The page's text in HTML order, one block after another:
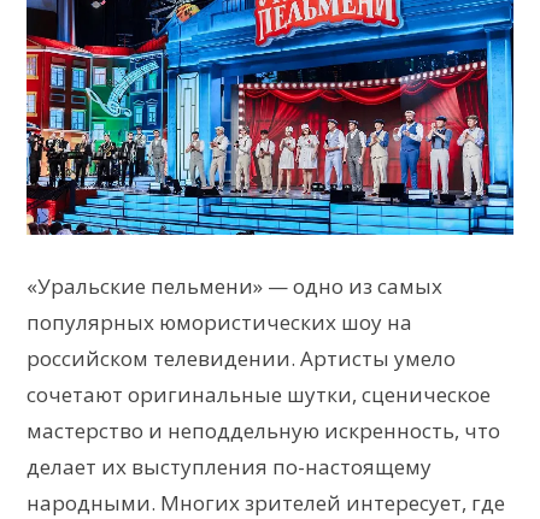
«Уральские пельмени» — одно из самых
популярных юмористических шоу на
российском телевидении. Артисты умело
сочетают оригинальные шутки, сценическое
мастерство и неподдельную искренность, что
делает их выступления по-настоящему
народными. Многих зрителей интересует, где